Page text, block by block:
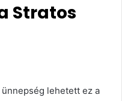
Stratos
lehetett ez a